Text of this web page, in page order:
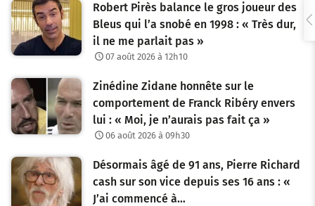
d
e
a
r
t
i
c
Robert Pirès balance le gros joueur des
Bleus qui l’a snobé en 1998 : « Très dur,
il ne me parlait pas »
07 août 2026 à 12h10
Zinédine Zidane honnête sur le
comportement de Franck Ribéry envers
lui : « Moi, je n’aurais pas fait ça »
06 août 2026 à 09h30
Désormais âgé de 91 ans, Pierre Richard
cash sur son vice depuis ses 16 ans : «
J’ai commencé à…